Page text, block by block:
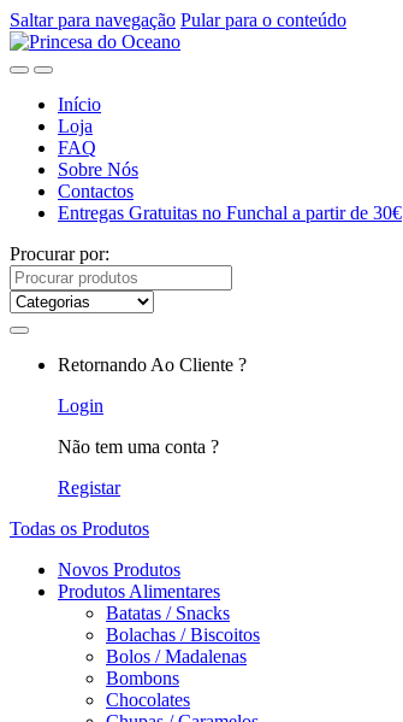
Saltar para navegação Pular para o conteúdo
Início
Loja
FAQ
Sobre Nós
Contactos
Entregas Gratuitas no Funchal a partir de 30€
Procurar por:
Retornando Ao Cliente ?
Login
Não tem uma conta ?
Registar
Todas os Produtos
Novos Produtos
Produtos Alimentares
Batatas / Snacks
Bolachas / Biscoitos
Bolos / Madalenas
Bombons
Chocolates